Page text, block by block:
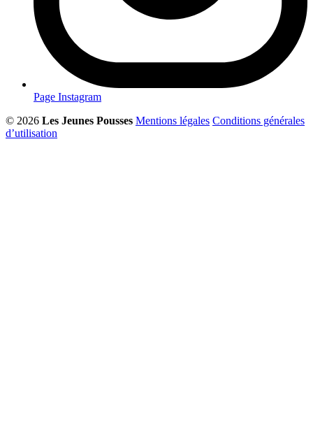
Page Instagram
© 2026 Les Jeunes Pousses Mentions légales Conditions générales
d’utilisation